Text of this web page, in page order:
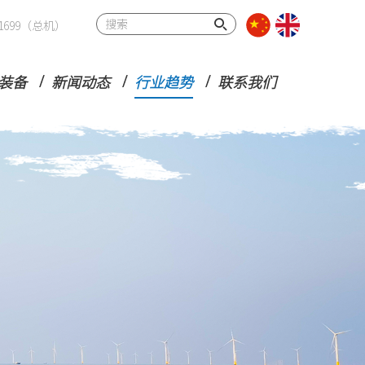
（总机）
备 新闻动态 行业趋势 联系我们